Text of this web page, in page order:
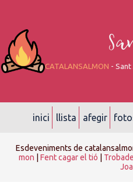
CATALANSALMON -
inici llista afegir
Esdeveniments de
mon
Fent cagar el tió